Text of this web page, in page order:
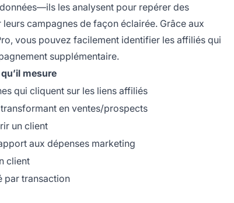
les analysent pour repérer des
campagnes de façon éclairée. Grâce aux
vous pouvez facilement identifier les affiliés qui
supplémentaire.
mesure
qui cliquent sur les liens affiliés
en ventes/prospects
un client
aux dépenses marketing
client
par transaction